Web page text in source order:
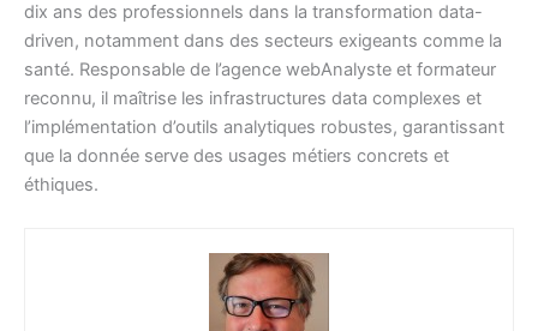
dix ans des professionnels dans la transformation data-
driven, notamment dans des secteurs exigeants comme la
santé. Responsable de l’agence webAnalyste et formateur
reconnu, il maîtrise les infrastructures data complexes et
l’implémentation d’outils analytiques robustes, garantissant
que la donnée serve des usages métiers concrets et
éthiques.